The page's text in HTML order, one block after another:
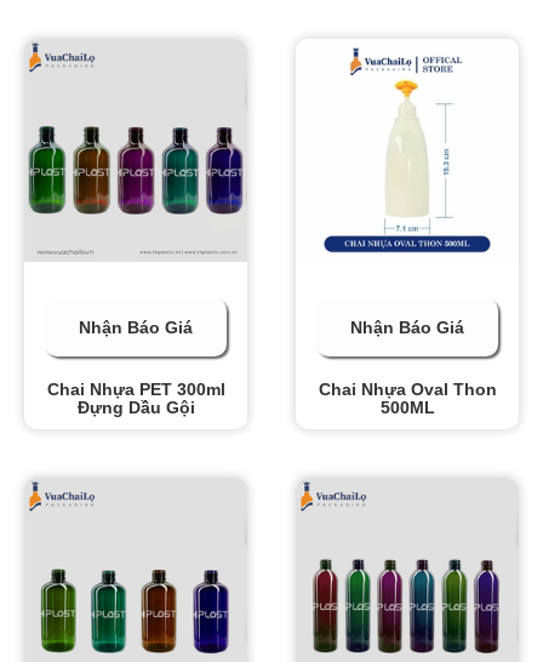
Nhận Báo Giá
Chai Nhựa PET 300ml
Đựng Dầu Gội
Nhận Báo Giá
Chai Nhựa Oval Thon
500ML